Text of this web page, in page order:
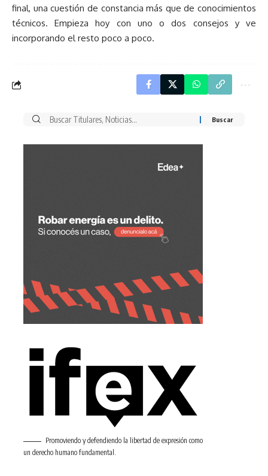
final, una cuestión de constancia más que de conocimientos
técnicos. Empieza hoy con uno o dos consejos y ve
incorporando el resto poco a poco.
Buscar
Promoviendo y defendiendo la libertad de expresión como
un derecho humano fundamental.